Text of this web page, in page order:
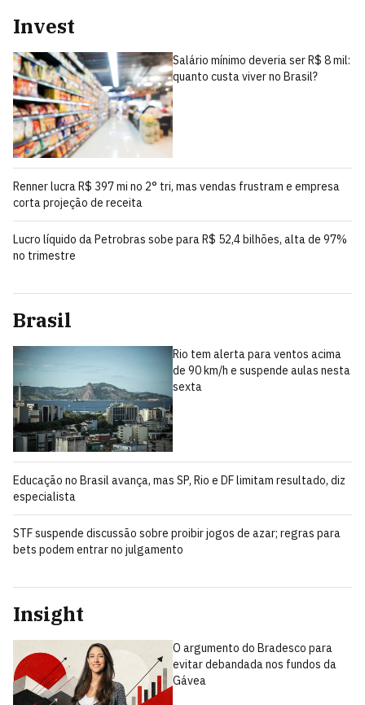
Invest
Salário mínimo deveria ser R$ 8 mil:
quanto custa viver no Brasil?
Renner lucra R$ 397 mi no 2° tri, mas vendas frustram e empresa
corta projeção de receita
Lucro líquido da Petrobras sobe para R$ 52,4 bilhões, alta de 97%
no trimestre
Brasil
Rio tem alerta para ventos acima
de 90 km/h e suspende aulas nesta
sexta
Educação no Brasil avança, mas SP, Rio e DF limitam resultado, diz
especialista
STF suspende discussão sobre proibir jogos de azar; regras para
bets podem entrar no julgamento
Insight
O argumento do Bradesco para
evitar debandada nos fundos da
Gávea